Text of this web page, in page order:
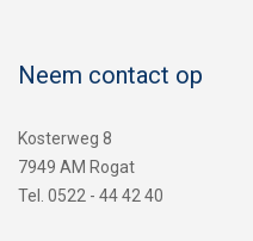
Neem contact op
Kosterweg 8
7949 AM Rogat
Tel. 0522 - 44 42 40